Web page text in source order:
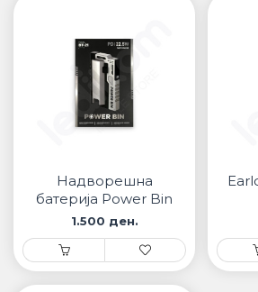
Надворешна
батерија Power Bin
BT-21 Powerbank
1.500 ден.
• Останато
PLAYSTATION
ПРОЕКТОРИ